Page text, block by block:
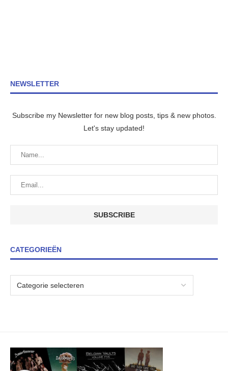
NEWSLETTER
Subscribe my Newsletter for new blog posts, tips & new photos.
Let's stay updated!
CATEGORIEËN